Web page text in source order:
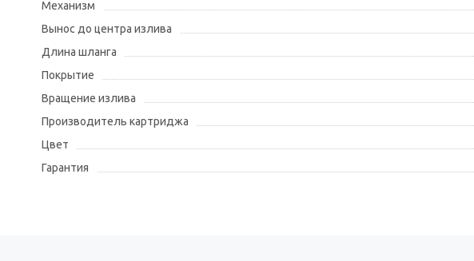
Механизм
Вынос до центра излива
Длина шланга
Покрытие
Вращение излива
Производитель картриджа
Цвет
Гарантия